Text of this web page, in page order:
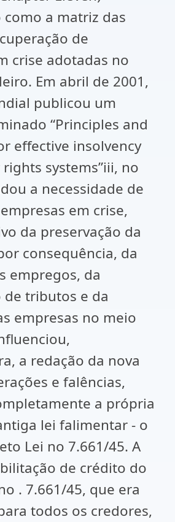
a matriz das
de
crise adotadas no
Em abril de 2001,
publicou um
“Principles and
effective insolvency
systems”iii, no
a necessidade de
em crise,
da preservação da
consequência, da
empregos, da
de tributos e da
empresas no meio
a redação da nova
e falências,
a própria
lei falimentar - o
Lei no 7.661/45. A
de crédito do
. 7.661/45, que era
todos os credores,